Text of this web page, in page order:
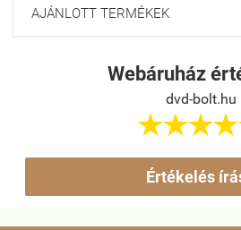
AJÁNLOTT TERMÉKEK
Webáruház
dvd-bolt.hu

Értékelés